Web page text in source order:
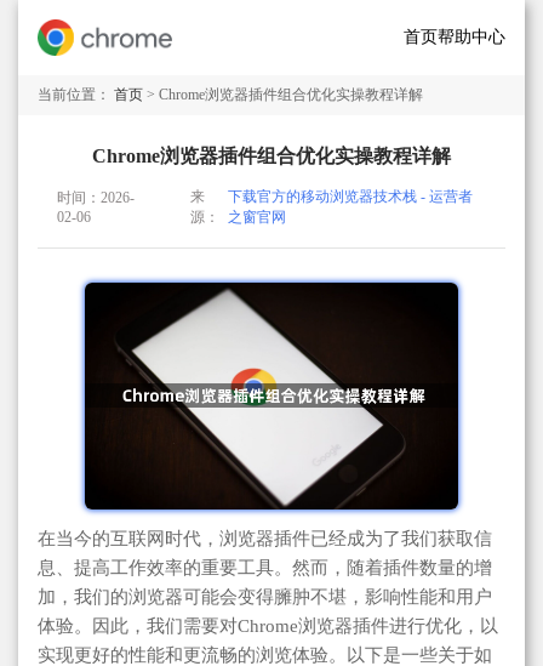
首页帮助中心
当前位置： 首页 > Chrome浏览器插件组合优化实操教程详解
Chrome浏览器插件组合优化实操教程详解
时间：2026-
02-06
来
源：
下载官方的移动浏览器技术栈 - 运营者
之窗官网
在当今的互联网时代，浏览器插件已经成为了我们获取信
息、提高工作效率的重要工具。然而，随着插件数量的增
加，我们的浏览器可能会变得臃肿不堪，影响性能和用户
体验。因此，我们需要对Chrome浏览器插件进行优化，以
实现更好的性能和更流畅的浏览体验。以下是一些关于如